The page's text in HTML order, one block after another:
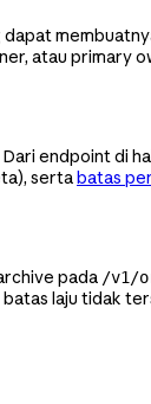
dapat
atau primary
endpoint di
sertabatas
pada /v1/
laju tidak